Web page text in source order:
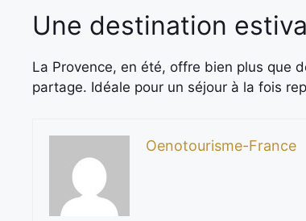
Une destination
La Provence, en été, offre bien plus que
partage. Idéale pour un séjour à la fois
Oenotourisme-France